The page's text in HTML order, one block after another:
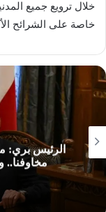
خلال ترويع جميع
خاصة على الشرائح
الرئيس بري: